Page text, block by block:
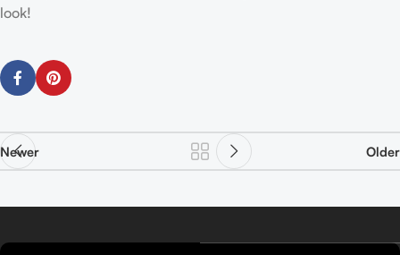
look!
Newer Older